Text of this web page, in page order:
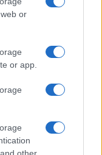
or
or app.
other